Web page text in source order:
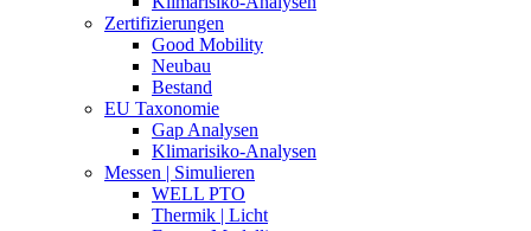
Zertifizierungen
Good Mobility
Neubau
Bestand
EU Taxonomie
Gap Analysen
Klimarisiko-Analysen
Messen | Simulieren
WELL PTO
Thermik | Licht